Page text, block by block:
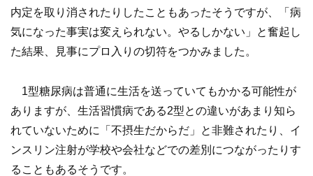
内定を取り消されたりしたこともあったそうですが、「病
気になった事実は変えられない。やるしかない」と奮起し
た結果、見事にプロ入りの切符をつかみました。
1型糖尿病は普通に生活を送っていてもかかる可能性が
ありますが、生活習慣病である2型との違いがあまり知ら
れていないために「不摂生だからだ」と非難されたり、イ
ンスリン注射が学校や会社などでの差別につながったりす
ることもあるそうです。